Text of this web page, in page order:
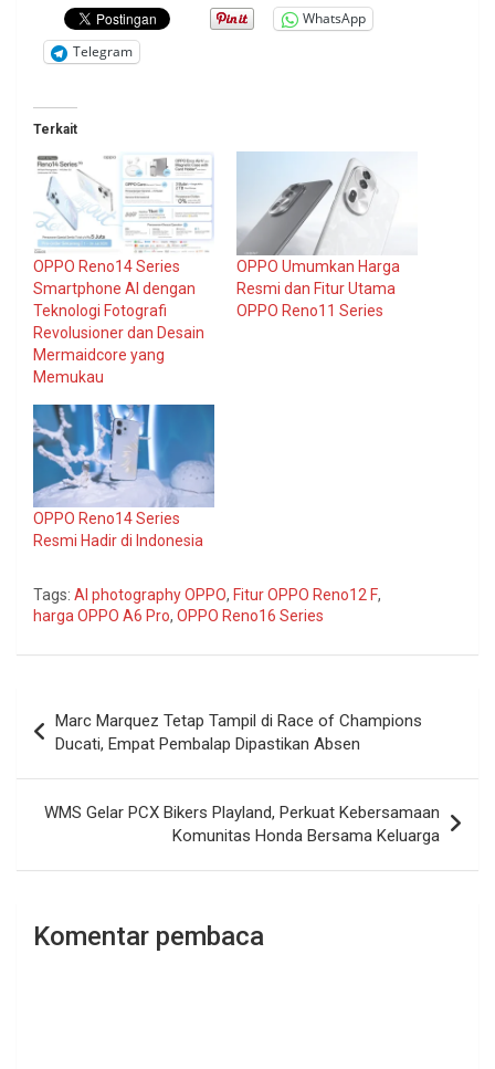
WhatsApp
Telegram
Terkait
OPPO Reno14 Series
Smartphone AI dengan
Teknologi Fotografi
Revolusioner dan Desain
Mermaidcore yang
Memukau
OPPO Umumkan Harga
Resmi dan Fitur Utama
OPPO Reno11 Series
OPPO Reno14 Series
Resmi Hadir di Indonesia
Tags: AI photography OPPO, Fitur OPPO Reno12 F,
harga OPPO A6 Pro, OPPO Reno16 Series
pos
Marc Marquez Tetap Tampil di Race of Champions
Ducati, Empat Pembalap Dipastikan Absen
WMS Gelar PCX Bikers Playland, Perkuat Kebersamaan
Komunitas Honda Bersama Keluarga
Komentar pembaca